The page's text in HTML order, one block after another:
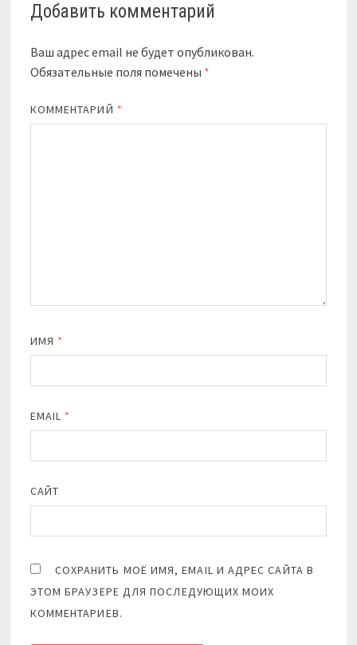
Добавить комментарий
Ваш адрес email не будет опубликован.
Обязательные поля помечены *
КОММЕНТАРИЙ *
ИМЯ *
EMAIL *
САЙТ
СОХРАНИТЬ МОЁ ИМЯ, EMAIL И АДРЕС САЙТА В
ЭТОМ БРАУЗЕРЕ ДЛЯ ПОСЛЕДУЮЩИХ МОИХ
КОММЕНТАРИЕВ.